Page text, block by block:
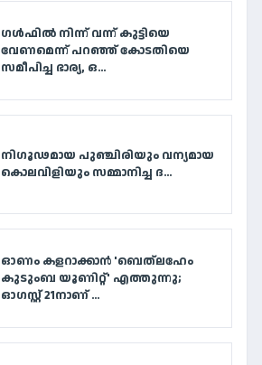
ഗൾഫിൽ നിന്ന് വന്ന് കുട്ടിയെ
വേണമെന്ന് പറഞ്ഞ് കോടതിയെ
സമീപിച്ച ഭാര്യ, ഒ...
നി​ഗൂ​ഢ​മാ​യ പു​ഞ്ചി​രി​യും വ​ന്യ​മാ​യ
കൊ​ല​വി​ളി​യും സ​മ്മാ​നി​ച്ച ദ...
ഓണം കളറാക്കാൻ 'ബെത്‌ലഹേം
കുടുംബ യൂണിറ്റ്' എത്തുന്നു;
ഓഗസ്റ്റ് 21നാണ് ...